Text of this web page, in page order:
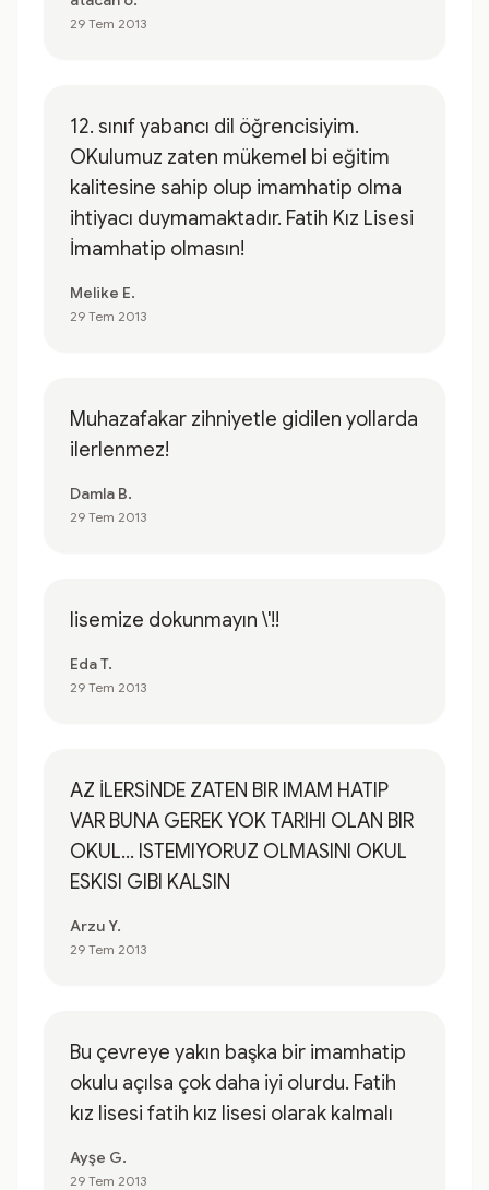
29 Tem 2013
12. sınıf yabancı dil öğrencisiyim.
OKulumuz zaten mükemel bi eğitim
kalitesine sahip olup imamhatip olma
ihtiyacı duymamaktadır. Fatih Kız Lisesi
İmamhatip olmasın!
Melike E.
29 Tem 2013
Muhazafakar zihniyetle gidilen yollarda
ilerlenmez!
Damla B.
29 Tem 2013
lisemize dokunmayın \'!!
Eda T.
29 Tem 2013
AZ İLERSİNDE ZATEN BIR IMAM HATIP
VAR BUNA GEREK YOK TARIHI OLAN BIR
OKUL... ISTEMIYORUZ OLMASINI OKUL
ESKISI GIBI KALSIN
Arzu Y.
29 Tem 2013
Bu çevreye yakın başka bir imamhatip
okulu açılsa çok daha iyi olurdu. Fatih
kız lisesi fatih kız lisesi olarak kalmalı
Ayşe G.
29 Tem 2013